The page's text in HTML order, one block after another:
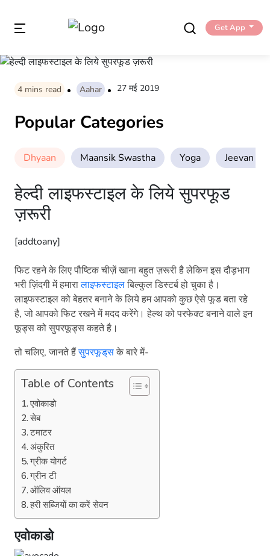
Get App
4 mins read Aahar 27 मई 2019
Popular Categories
Dhyaan Maansik Swastha Yoga Jeevan
हेल्दी लाइफस्टाइल के लिये सुपरफूड
ज़रूरी
[addtoany]
फिट रहने के लिए पौष्टिक चीज़ें खाना बहुत ज़रूरी है लेकिन इस दौड़भाग
भरी ज़िंदगी में हमारालाइफस्टाइलबिल्कुल डिस्टर्ब हो चुका है।
लाइफस्टाइल को बेहतर बनाने के लिये हम आपको कुछ ऐसे फूड बता रहे
है, जो आपको फिट रखने में मदद करेंगे। हेल्थ को परफेक्ट बनाने वाले इन
फूड्स को सुपरफूड्स कहते है।
तो चलिए, जानते हैंसुपरफूड्‌सके बारे में-
Table of Contents
एवोकाडो
सेब
टमाटर
अंकुरित
ग्रीक योगर्ट
ग्रीन टी
ऑलिव ऑयल
हरी सब्जियों का करें सेवन
एवोकाडो